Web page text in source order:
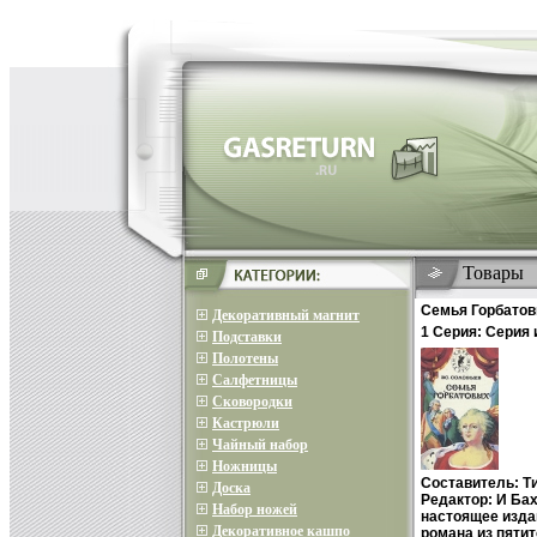
Декоративный магнит
Подставки
Полотены
Салфетницы
Сковородки
Кастрюли
Чайный набор
Ножницы
Доска
Набор ножей
Декоративное кашпо
Товары
Семья
1 Серия: Серия
инфо 10655p.
Составитель:
Редактор: И
настоящее
романа из